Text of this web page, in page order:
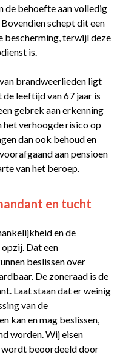
de behoefte aan volledig
schept dit een
bescherming, terwijl deze
is.
brandweerlieden ligt
leeftijd van 67 jaar is
gebrek aan erkenning
het verhoogde risico op
dan ook behoud en
aan pensioen
van het beroep.
en tucht
en de
Dat een
beslissen over
De zoneraad is de
Laat staan dat er weinig
van de
kan en mag beslissen,
worden. Wij eisen
wordt beoordeeld door